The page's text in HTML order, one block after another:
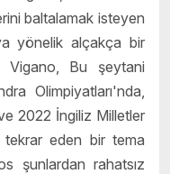
baltalamak isteyen
yönelik alçakça bir
Vigano, Bu şeytani
Olimpiyatları'nda,
2022 İngiliz Milletler
tekrar eden bir tema
şunlardan rahatsız